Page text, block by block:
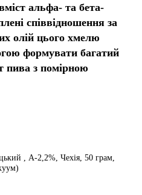
альфа- та бета-
співвідношення за
олій цього хмелю
формувати багатий
пива з помірною
, А-2,2%, Чехія, 50 грам,